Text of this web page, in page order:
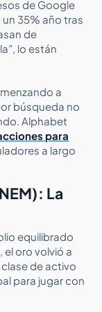
de Google
35% año tras
de
lo están
a
búsqueda no
Alphabet
para
a largo
La
equilibrado
el oro volvió a
de activo
para jugar con